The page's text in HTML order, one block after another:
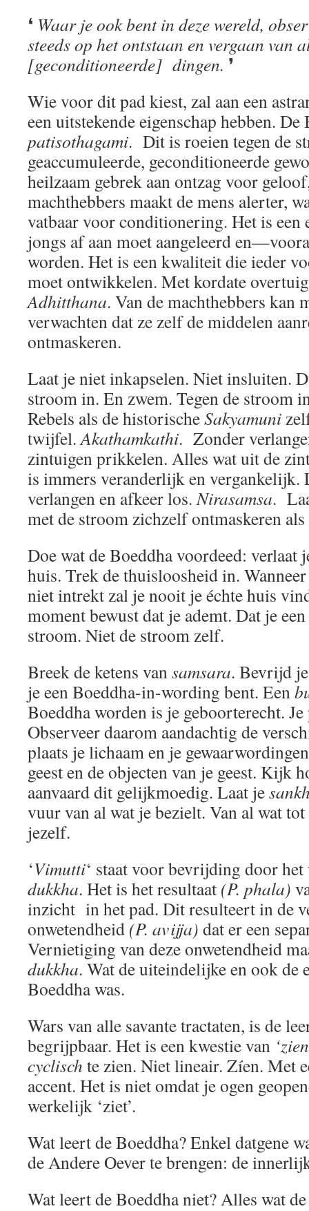
❛ Waar je ook bent in deze wereld,
steeds op het ontstaan en vergaan van
[geconditioneerde] dingen. ❜
Wie voor dit pad kiest, zal aan een
een uitstekende eigenschap hebben.
patisothagami. Dit is roeien tegen de
geaccumuleerde, geconditioneerde
heilzaam gebrek aan ontzag voor
machthebbers maakt de mens alerter,
vatbaar voor conditionering. Het is een
jongs af aan moet aangeleerd
worden. Het is een kwaliteit die ieder
moet ontwikkelen. Met kordate
Adhitthana. Van de machthebbers kan
verwachten dat ze zelf de middelen
ontmaskeren.
Laat je niet inkapselen. Niet insluiten.
stroom in. En zwem. Tegen de stroom
Rebels als de historischeSakyamuni
twijfel.Akathamkathi. Zonder
zintuigen prikkelen. Alles wat uit de
is immers veranderlijk en vergankelijk.
verlangen en afkeer los.Nirasamsa.
met de stroom zichzelf ontmaskeren
Doe wat de Boeddha voordeed: verlaat
huis. Trek de thuisloosheid in.
niet intrekt zal je nooit je échte huis
moment bewust dat je ademt. Dat je
stroom. Niet de stroom zelf.
Breek de ketens vansamsara. Bevrijd
je een Boeddha-in-wording bent. Een
Boeddha worden is je geboorterecht.
Observeer daarom aandachtig de
plaats je lichaam en je
geest en de objecten van je geest. Kijk
aanvaard dit gelijkmoedig. Laat je
vuur van al wat je bezielt. Van al wat
jezelf.
‘Vimutti‘ staat voor bevrijding door
dukkha. Het is het resultaat (P. phala)
inzicht in het pad. Dit resulteert in de
onwetendheid (P. avijja) dat er een
Vernietiging van deze onwetendheid
dukkha. Wat de uiteindelijke en ook de
Boeddha was.
Wars van alle savante tractaten, is de
begrijpbaar. Het is een kwestie van
cyclisch te zien. Niet lineair. Zíen. Met
accent. Het is niet omdat je ogen
werkelijk ‘ziet’.
Wat leert de Boeddha? Enkel datgene
de Andere Oever te brengen: de
Wat leert de Boeddha niet? Alles wat